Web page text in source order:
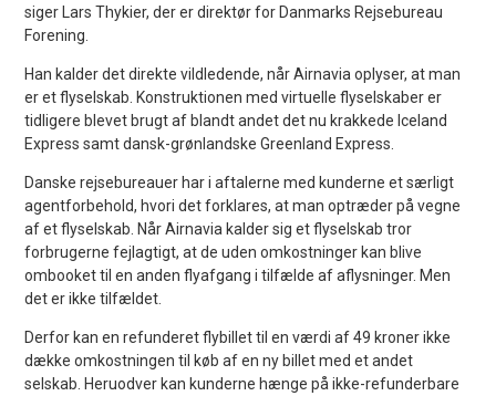
siger Lars Thykier, der er direktør for Danmarks Rejsebureau
Forening.
Han kalder det direkte vildledende, når Airnavia oplyser, at man
er et flyselskab. Konstruktionen med virtuelle flyselskaber er
tidligere blevet brugt af blandt andet det nu krakkede Iceland
Express samt dansk-grønlandske Greenland Express.
Danske rejsebureauer har i aftalerne med kunderne et særligt
agentforbehold, hvori det forklares, at man optræder på vegne
af et flyselskab. Når Airnavia kalder sig et flyselskab tror
forbrugerne fejlagtigt, at de uden omkostninger kan blive
ombooket til en anden flyafgang i tilfælde af aflysninger. Men
det er ikke tilfældet.
Derfor kan en refunderet flybillet til en værdi af 49 kroner ikke
dække omkostningen til køb af en ny billet med et andet
selskab. Heruodver kan kunderne hænge på ikke-refunderbare